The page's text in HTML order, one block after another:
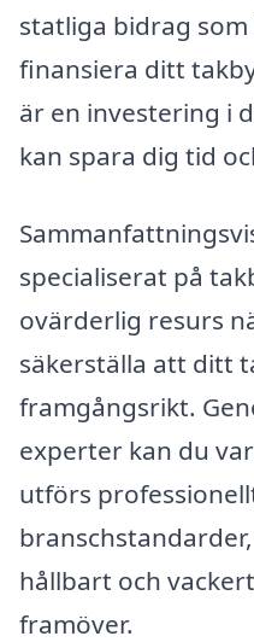
statliga bidrag
finansiera ditt
är en investering i
kan spara dig tid
specialiserat på
ovärderlig resurs
säkerställa att ditt
framgångsrikt.
experter kan du
utförs
hållbart och
framöver.